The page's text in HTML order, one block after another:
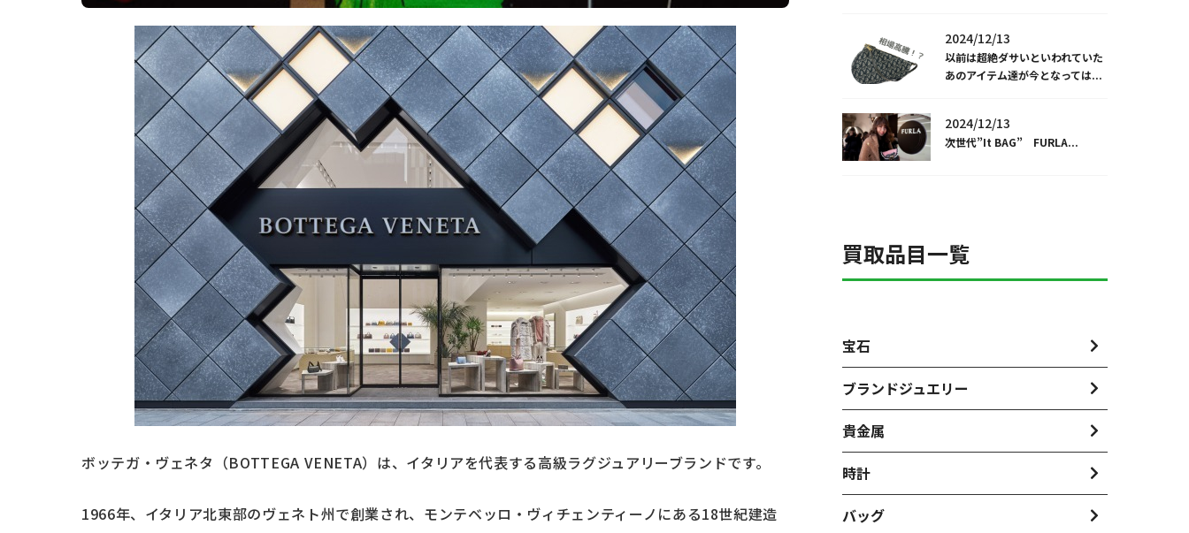
ボッテガ・ヴェネタ（BOTTEGA VENETA）は、イタリアを代表する高級ラグジュアリーブランドです。
1966年、イタリア北東部のヴェネト州で創業され、モンテベッロ・ヴィチェンティーノにある18世紀建造
2024/12/13
以前は超絶ダサいといわれていた
あのアイテム達が今となっては...
2024/12/13
次世代”It BAG” FURLA...
買取品目一覧
宝石
ブランドジュエリー
貴金属
時計
バッグ